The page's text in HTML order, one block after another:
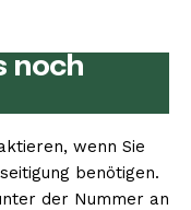
noch
wenn Sie
benötigen.
der Nummer an